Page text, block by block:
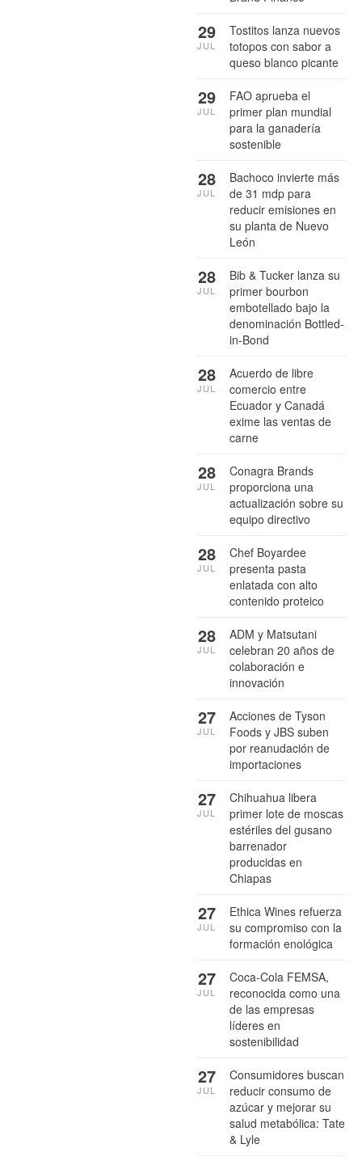
Tostitos lanza nuevos
totopos con sabor a
queso blanco picante
29
JUL
FAO aprueba el
primer plan mundial
para la ganadería
sostenible
29
JUL
Bachoco invierte más
de 31 mdp para
reducir emisiones en
su planta de Nuevo
León
28
JUL
Bib & Tucker lanza su
primer bourbon
embotellado bajo la
denominación Bottled-
in-Bond
28
JUL
Acuerdo de libre
comercio entre
Ecuador y Canadá
exime las ventas de
carne
28
JUL
Conagra Brands
proporciona una
actualización sobre su
equipo directivo
28
JUL
Chef Boyardee
presenta pasta
enlatada con alto
contenido proteico
28
JUL
ADM y Matsutani
celebran 20 años de
colaboración e
innovación
28
JUL
Acciones de Tyson
Foods y JBS suben
por reanudación de
importaciones
27
JUL
Chihuahua libera
primer lote de moscas
estériles del gusano
barrenador
producidas en
Chiapas
27
JUL
Ethica Wines refuerza
su compromiso con la
formación enológica
27
JUL
Coca-Cola FEMSA,
reconocida como una
de las empresas
líderes en
sostenibilidad
27
JUL
Consumidores buscan
reducir consumo de
azúcar y mejorar su
salud metabólica: Tate
& Lyle
27
JUL